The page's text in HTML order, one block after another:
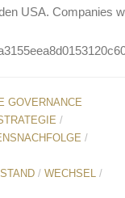
USA. Companies
GOVERNANCE
/
/
/ WECHSEL
/